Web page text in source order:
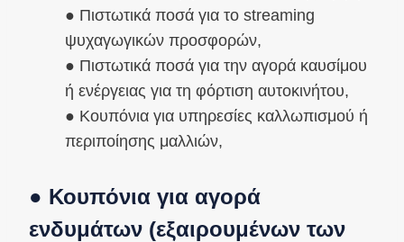
● Πιστωτικά ποσά για το streaming
ψυχαγωγικών προσφορών,
● Πιστωτικά ποσά για την αγορά καυσίμου
ή ενέργειας για τη φόρτιση αυτοκινήτου,
● Κουπόνια για υπηρεσίες καλλωπισμού ή
περιποίησης μαλλιών,
● Κουπόνια για αγορά
ενδυμάτων (εξαιρουμένων των